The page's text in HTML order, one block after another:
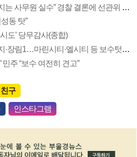
“회수용봉투 기표된 용지는 사무원 실수” 경찰 결론에 선관위 부실 투표관리 도마(종합)
동 탓”
도’ 당무감사(종합)
파란깃발 꽂힌 정관·명지·장림1…마린시티·엘시티 등 보수텃밭도 미세변화 감지
주 “보수 여전히 견고”
구
인스타그램